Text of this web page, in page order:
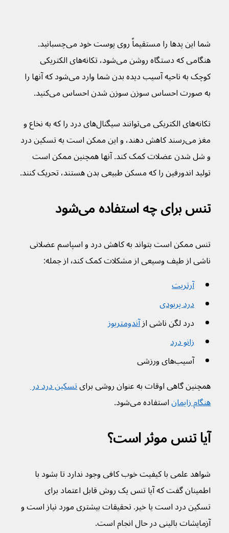
شما این پدها را مستقیماً روی پوست خود می‌چسبانید.
هنگامی که دستگاه روشن می‌شود، تکانه‌های الکتریکی
کوچک به ناحیه آسیب دیده بدن شما وارد می‌شود که آنها را
به صورت احساس سوزن سوزن شدن احساس می‌کنید.
تکانه‌های الکتریکی می‌توانند سیگنال‌های درد را که به نخاع و
مغز می‌رسند کاهش دهند، و این ممکن است به تسکین درد
و شل شدن عضلات کمک کند. آنها همچنین ممکن است
تولید اندورفین را که مسکن طبیعی بدن هستند، تحریک کنند.
تنس برای چه استفاده می‌شود
تنس ممکن است بتواند به کاهش درد و اسپاسم عضلانی
ناشی از طیف وسیعی از مشکلات کمک کند٬ از جمله:
آرتریت
درد پریودی
درد لگن ناشی از آندومتریوز
زانو درد
آسیب‌های ورزشی
همچنین گاهی اوقات به عنوان روشی برای تسکین درد در
هنگام زایمان استفاده می‌شود.
آیا تنس موثر است؟
شواهد علمی با کیفیت خوب کافی وجود ندارد تا بشود با
اطمینان گفت که آیا تنس یک روش قابل اعتماد برای
تسکین درد است یا خیر. تحقیقات بیشتری مورد نیاز است و
آزمایشات بالینی در حال انجام است.